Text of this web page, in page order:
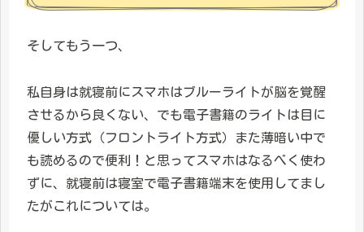
そしてもう一つ、
私自身は就寝前にスマホはブルーライトが脳を覚醒
させるから良くない、でも電子書籍のライトは目に
優しい方式（フロントライト方式）また薄暗い中で
も読めるので便利！と思ってスマホはなるべく使わ
ずに、就寝前は寝室で電子書籍端末を使用してまし
たがこれについては。